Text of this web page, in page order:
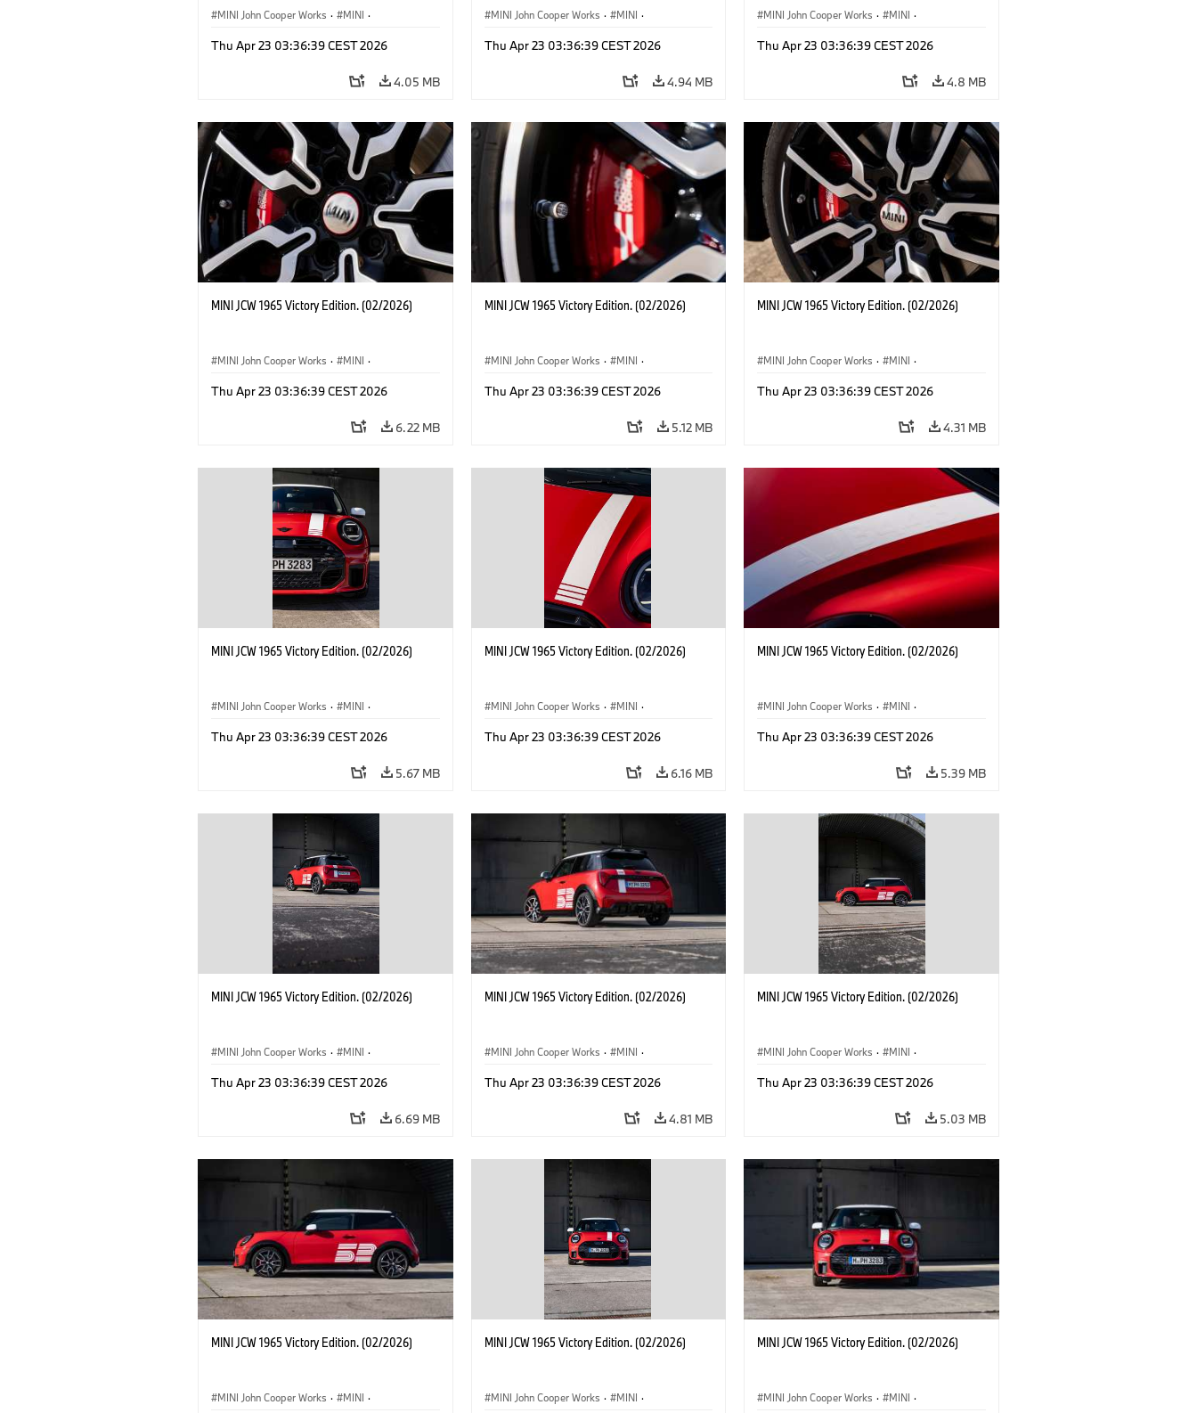
MINI John Cooper Works · MINI ·
Thu Apr 23 03:36:39 CEST 2026
4.05 MB
MINI John Cooper Works · MINI ·
Thu Apr 23 03:36:39 CEST 2026
4.94 MB
MINI John Cooper Works · MINI ·
Thu Apr 23 03:36:39 CEST 2026
4.8 MB
MINI JCW 1965 Victory Edition. (02/2026)
MINI John Cooper Works · MINI ·
Thu Apr 23 03:36:39 CEST 2026
6.22 MB
MINI JCW 1965 Victory Edition. (02/2026)
MINI John Cooper Works · MINI ·
Thu Apr 23 03:36:39 CEST 2026
5.12 MB
MINI JCW 1965 Victory Edition. (02/2026)
MINI John Cooper Works · MINI ·
Thu Apr 23 03:36:39 CEST 2026
4.31 MB
MINI JCW 1965 Victory Edition. (02/2026)
MINI John Cooper Works · MINI ·
Thu Apr 23 03:36:39 CEST 2026
5.67 MB
MINI JCW 1965 Victory Edition. (02/2026)
MINI John Cooper Works · MINI ·
Thu Apr 23 03:36:39 CEST 2026
6.16 MB
MINI JCW 1965 Victory Edition. (02/2026)
MINI John Cooper Works · MINI ·
Thu Apr 23 03:36:39 CEST 2026
5.39 MB
MINI JCW 1965 Victory Edition. (02/2026)
MINI John Cooper Works · MINI ·
Thu Apr 23 03:36:39 CEST 2026
6.69 MB
MINI JCW 1965 Victory Edition. (02/2026)
MINI John Cooper Works · MINI ·
Thu Apr 23 03:36:39 CEST 2026
4.81 MB
MINI JCW 1965 Victory Edition. (02/2026)
MINI John Cooper Works · MINI ·
Thu Apr 23 03:36:39 CEST 2026
5.03 MB
MINI JCW 1965 Victory Edition. (02/2026)
MINI John Cooper Works · MINI ·
MINI JCW 1965 Victory Edition. (02/2026)
MINI John Cooper Works · MINI ·
MINI JCW 1965 Victory Edition. (02/2026)
MINI John Cooper Works · MINI ·